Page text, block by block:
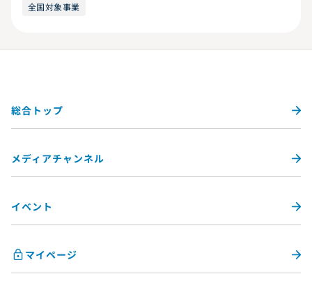
全国対象事業
総合トップ
メディアチャンネル
イベント
マイページ